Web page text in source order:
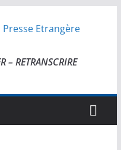
– RETRANSCRIRE